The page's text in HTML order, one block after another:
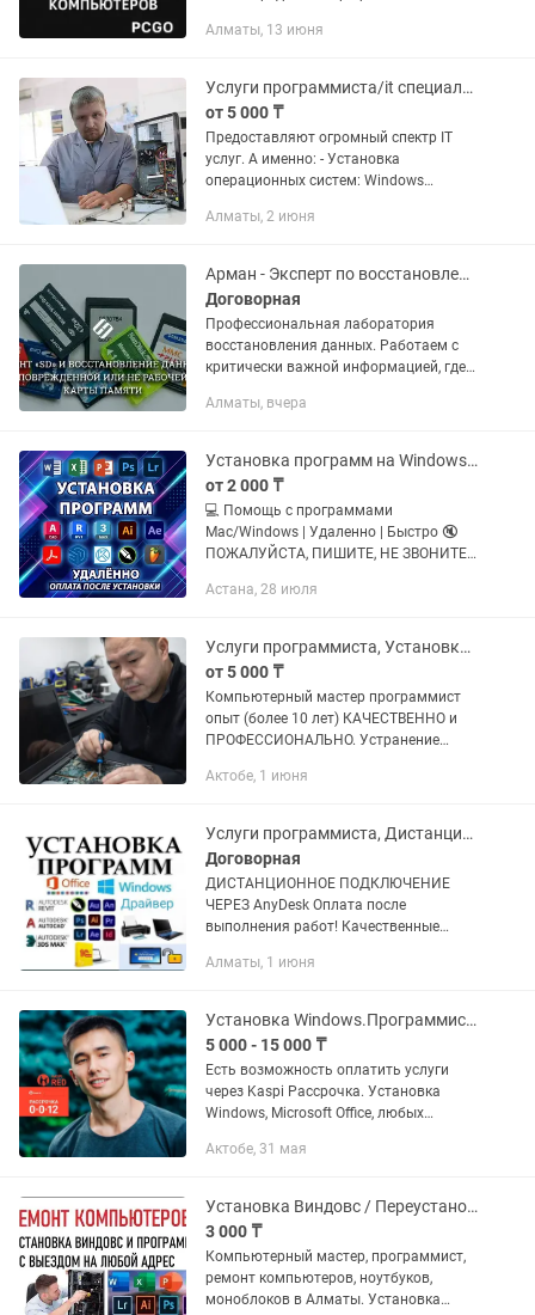
обслуживанию компьютеров,
быстро,...
Алматы, 13 июня
Услуги программиста/it специалиста. Установка windows, программ
от 5 000 ₸
Предоставляют огромный спектр IT
услуг. А именно: - Установка
операционных систем: Windows
Установка игр; - Сборка персональных
Алматы, 2 июня
Арман - Эксперт по восстановлению данных.
Договорная
Профессиональная лаборатория
восстановления данных. Работаем с
критически важной информацией, где
работы • Восстановление данных после
Алматы, вчера
Установка программ на Windows и MacOS
от 2 000 ₸
💻 Помощь с программами
Mac/Windows | Удаленно | Быстро 🔇
ПОЖАЛУЙСТА, ПИШИТЕ, НЕ ЗВОНИТЕ.
беззвучном. Для быстрой связи
времени суток!...
Астана, 28 июля
Услуги программиста, Установка программ
от 5 000 ₸
Компьютерный мастер программист
опыт (более 10 лет) КАЧЕСТВЕННО и
ПРОФЕССИОНАЛЬНО. Устранение
/ ноутбуком. НИЗКИЕ цены, БЫСТРЫЙ
Актобе, 1 июня
Услуги программиста, Дистанционно, Восстановление данных!
Договорная
ДИСТАНЦИОННОЕ ПОДКЛЮЧЕНИЕ
ЧЕРЕЗ AnyDesk Оплата после
выполнения работ! Качественные
ниже ! • ГАРАНТИЯ НА ВСЕ УСЛУГИ! •
! •...
Алматы, 1 июня
Установка Windows.Программист Виндоус Офис Ворд Office Автокад 3D Max
5 000 - 15 000 ₸
Есть возможность оплатить услуги
через Kaspi Рассрочка. Установка
Windows, Microsoft Office, любых
Возможна удаленная установка
Актобе, 31 мая
Установка Виндовс / Переустановка Windows Программист с выездом.
3 000 ₸
Компьютерный мастер, программист,
ремонт компьютеров, ноутбуков,
моноблоков в Алматы. Установка